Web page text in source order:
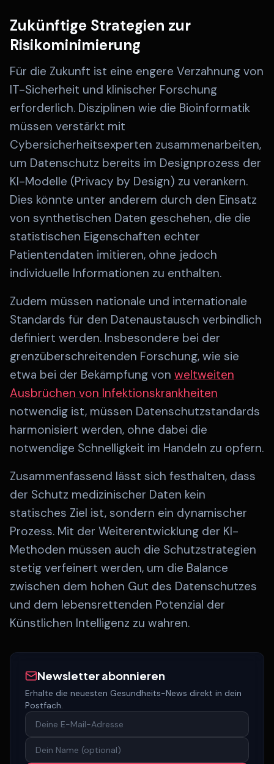
Zukünftige Strategien zur
Risikominimierung
Für die Zukunft ist eine engere Verzahnung von
IT-Sicherheit und klinischer Forschung
erforderlich. Disziplinen wie die Bioinformatik
müssen verstärkt mit
Cybersicherheitsexperten zusammenarbeiten,
um Datenschutz bereits im Designprozess der
KI-Modelle (Privacy by Design) zu verankern.
Dies könnte unter anderem durch den Einsatz
von synthetischen Daten geschehen, die die
statistischen Eigenschaften echter
Patientendaten imitieren, ohne jedoch
individuelle Informationen zu enthalten.
Zudem müssen nationale und internationale
Standards für den Datenaustausch verbindlich
definiert werden. Insbesondere bei der
grenzüberschreitenden Forschung, wie sie
etwa bei der Bekämpfung von weltweiten
Ausbrüchen von Infektionskrankheiten
notwendig ist, müssen Datenschutzstandards
harmonisiert werden, ohne dabei die
notwendige Schnelligkeit im Handeln zu opfern.
Zusammenfassend lässt sich festhalten, dass
der Schutz medizinischer Daten kein
statisches Ziel ist, sondern ein dynamischer
Prozess. Mit der Weiterentwicklung der KI-
Methoden müssen auch die Schutzstrategien
stetig verfeinert werden, um die Balance
zwischen dem hohen Gut des Datenschutzes
und dem lebensrettenden Potenzial der
Künstlichen Intelligenz zu wahren.
Newsletter abonnieren
Erhalte die neuesten Gesundheits-News direkt in dein
Postfach.